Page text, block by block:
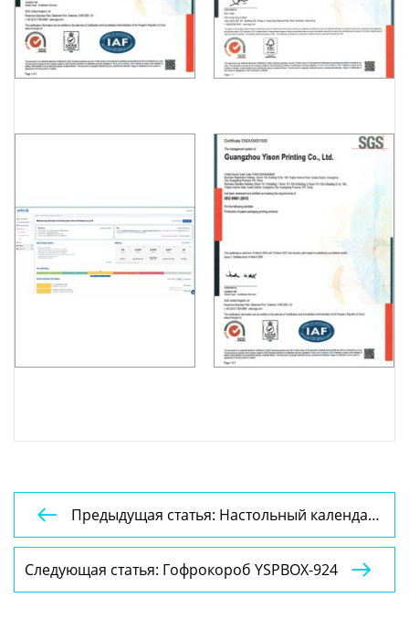

Предыдущая статья: Настольный календарь
YSPCAL028
Следующая статья: Гофрокороб YSPBOX-924
